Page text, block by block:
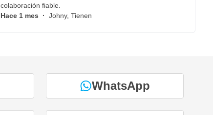
colaboración fiable.
Hace 1 mes · Johny, Tienen
WhatsApp